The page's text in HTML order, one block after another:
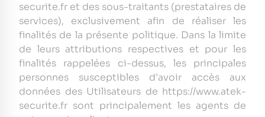
securite.fr et des sous-traitants (prestataires de
services), exclusivement afin de réaliser les
finalités de la présente politique. Dans la limite
de leurs attributions respectives et pour les
finalités rappelées ci-dessus, les principales
personnes susceptibles d’avoir accès aux
données des Utilisateurs de https://www.atek-
securite.fr sont principalement les agents de